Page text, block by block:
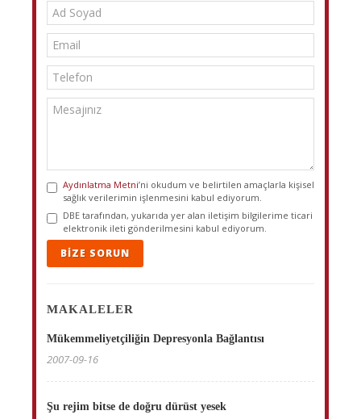
Aydınlatma Metni’ni okudum ve belirtilen amaçlarla kişisel
sağlık verilerimin işlenmesini kabul ediyorum.
DBE tarafından, yukarıda yer alan iletişim bilgilerime ticari
elektronik ileti gönderilmesini kabul ediyorum.
BIZE SORUN
MAKALELER
Mükemmeliyetçiliğin Depresyonla Bağlantısı
2007-09-16
Şu rejim bitse de doğru dürüst yesek